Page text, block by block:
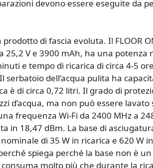
devono essere eseguite da
di fascia evoluta. Il FLOOR
25,2 V e 3900 mAh, ha una potenza
e tempo di ricarica di circa 4-5
dell’acqua pulita ha
è di circa 0,72 litri. Il grado di
d’acqua, ma non può essere lavato
frequenza Wi-Fi da 2400 MHz a
in 18,47 dBm. La base di
di 35 W in ricarica e 620 W
spiega perché la base non è
molto più che durante la